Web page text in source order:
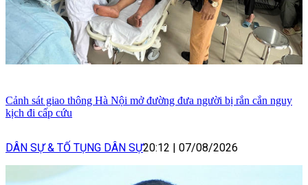
Cảnh sát giao thông Hà Nội mở đường đưa người bị rắn cắn nguy
kịch đi cấp cứu
DÂN SỰ & TỐ TỤNG DÂN SỰ20:12 07/08/2026